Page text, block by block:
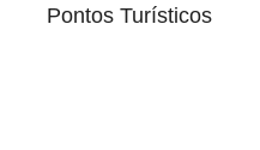
Pontos Turísticos